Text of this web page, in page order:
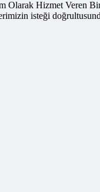
Olarak Hizmet Veren
isteği